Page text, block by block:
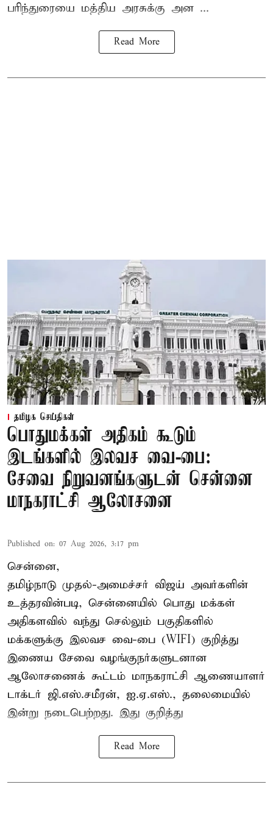
பரிந்துரையை மத்திய அரசுக்கு அன ...
Read More
தமிழக செய்திகள்
பொதுமக்கள் அதிகம் கூடும்
இடங்களில் இலவச வை-பை:
சேவை நிறுவனங்களுடன் சென்னை
மாநகராட்சி ஆலோசனை
Published on: 07 Aug 2026, 3:17 pm
சென்னை,
தமிழ்நாடு முதல்-அமைச்சர் விஜய் அவர்களின்
உத்தரவின்படி, சென்னையில் பொது மக்கள்
அதிகளவில் வந்து செல்லும் பகுதிகளில்
மக்களுக்கு இலவச வை-பை (WIFI) குறித்து
இணைய சேவை வழங்குநர்களுடனான
ஆலோசணைக் கூட்டம் மாநகராட்சி ஆணையாளர்
டாக்டர் ஜி.எஸ்.சமீரன், ஐ.ஏ.எஸ்., தலைமையில்
இன்று நடைபெற்றது. இது குறித்து
Read More